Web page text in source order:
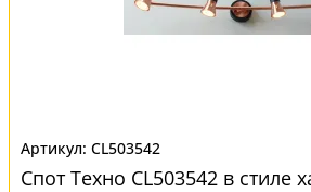
CL503542
Спот Техно CL503542 в стиле